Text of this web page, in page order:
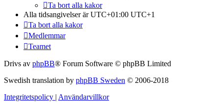
Ta bort alla kakor
Alla tidsangivelser är UTC+01:00 UTC+1
Ta bort alla kakor
Medlemmar
Teamet
Drivs av phpBB® Forum Software © phpBB Limited
Swedish translation by phpBB Sweden © 2006-2018
Integritetspolicy | Användarvillkor